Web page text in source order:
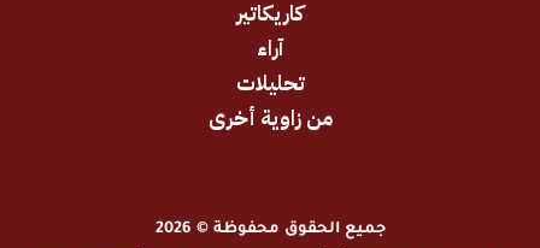
من زاوية أخرى
جميع الحقوق محفوظة © 2026